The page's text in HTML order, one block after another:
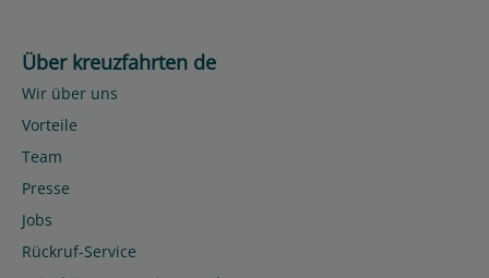
Über kreuzfahrten de
Wir über uns
Vorteile
Team
Presse
Jobs
Rückruf-Service